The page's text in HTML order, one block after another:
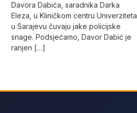
Davora Dabića, saradnika Darka
Eleza, u Kliničkom centru Univerziteta
u Sarajevu čuvaju jake policijske
snage. Podsjećamo, Davor Dabić je
ranjen […]